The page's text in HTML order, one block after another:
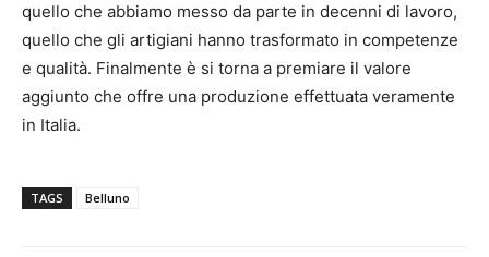
quello che abbiamo messo da parte in decenni di lavoro,
quello che gli artigiani hanno trasformato in competenze
e qualità. Finalmente è si torna a premiare il valore
aggiunto che offre una produzione effettuata veramente
in Italia.
TAGS Belluno